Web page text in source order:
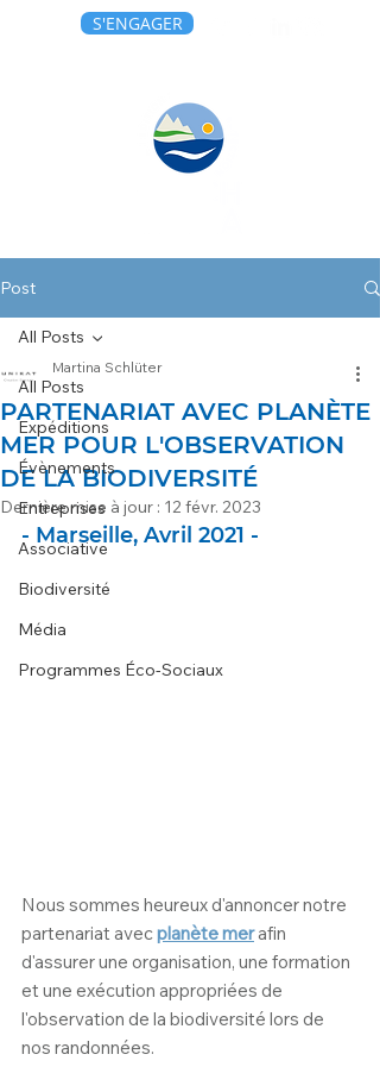
S'ENGAGER
Post
All Posts
Expéditions
Évènements
Entreprises
Associative
Biodiversité
Média
Programmes Éco-Sociaux
All Posts
PARTENARIAT AVEC PLANÈTE
MER POUR L'OBSERVATION
DE LA BIODIVERSITÉ
Martina Schlüter
Dernière mise à jour : 12 févr. 2023
- Marseille, Avril 2021 -
Nous sommes heureux d'annoncer notre
partenariat avec planète mer afin
d'assurer une organisation, une formation
et une exécution appropriées de
l'observation de la biodiversité lors de
nos randonnées.